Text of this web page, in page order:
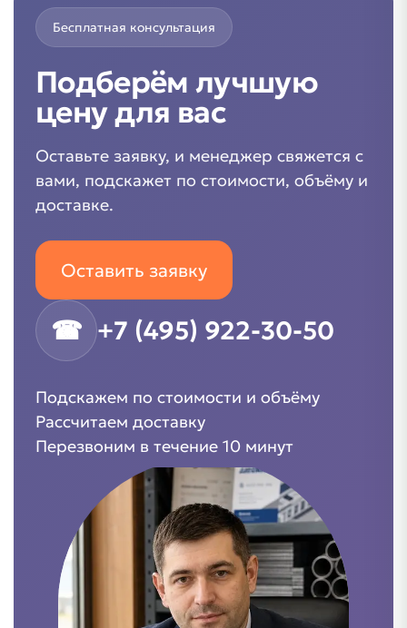
Бесплатная консультация
Подберём лучшую
цену для вас
Оставьте заявку, и менеджер свяжется с
вами, подскажет по стоимости, объёму и
доставке.
Оставить заявку
☎ +7 (495) 922-30-50
Подскажем по стоимости и объёму
Рассчитаем доставку
Перезвоним в течение 10 минут